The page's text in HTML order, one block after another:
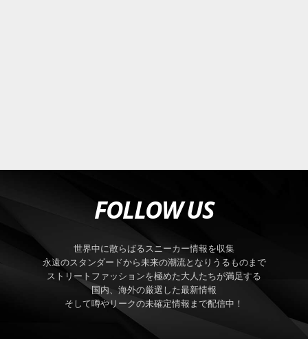
FOLLOW US
世界中に散らばるスニーカー情報を収集
永遠のスタンダードから未来の潮流となりうるものまで
ストリートファッションを極めた大人たちが満足する
国内、海外の厳選した最新情報
そして噂やリークの未確定情報まで配信中！